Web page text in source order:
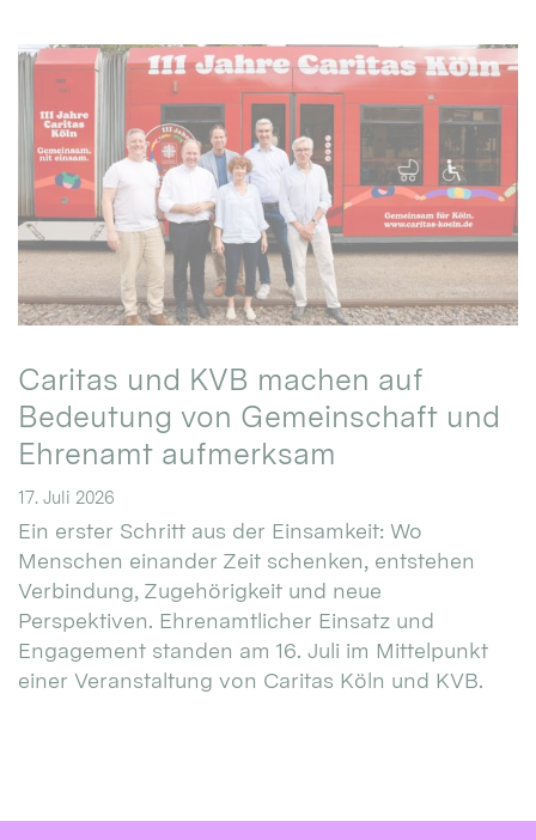
Caritas und KVB machen auf
Bedeutung von Gemeinschaft und
Ehrenamt aufmerksam
17. Juli 2026
Ein erster Schritt aus der Einsamkeit: Wo
Menschen einander Zeit schenken, entstehen
Verbindung, Zugehörigkeit und neue
Perspektiven. Ehrenamtlicher Einsatz und
Engagement standen am 16. Juli im Mittelpunkt
einer Veranstaltung von Caritas Köln und KVB.